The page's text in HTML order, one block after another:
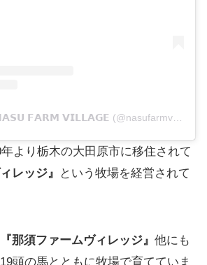
より栃木の大田原市に移住されて
レッジ』
という牧場を経営されて
『那須ファームヴィレッジ』 他にも
頭の馬とともに牧場で育てていま